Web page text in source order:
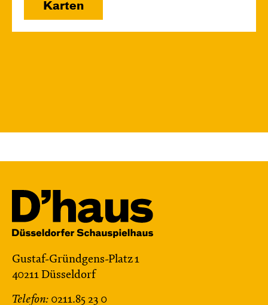
Karten
Gustaf-Gründgens-Platz 1
40211 Düsseldorf
Telefon: 0211.85 23 0